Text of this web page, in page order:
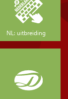
NL: uitbreiding